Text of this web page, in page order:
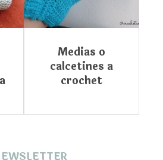
Medias o
calcetines a
crochet